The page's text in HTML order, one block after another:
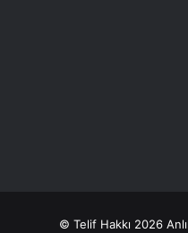
© Telif Hakkı 2026